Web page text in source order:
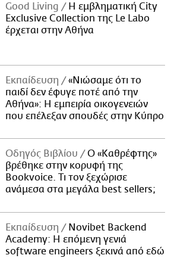
Good Living
Η εμβληματική City
Exclusive Collection της Le Labo
έρχεται στην Αθήνα
Εκπαίδευση
«Νιώσαμε ότι το
παιδί δεν έφυγε ποτέ από την
Αθήνα»: Η εμπειρία οικογενειών
που επέλεξαν σπουδές στην Κύπρο
Οδηγός Βιβλίου
Ο «Καθρέφτης»
βρέθηκε στην κορυφή της
Bookvoice. Τι τον ξεχώρισε
ανάμεσα στα μεγάλα best sellers;
Εκπαίδευση
Novibet Backend
Academy: Η επόμενη γενιά
software engineers ξεκινά από εδώ